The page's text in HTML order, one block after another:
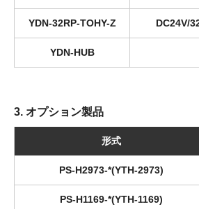
YDN-32RP-TOHY-Z DC24V/
YDN-HUB
3. オプション製品
形式
PS-H2973-*(YTH-2973)
PS-H1169-*(YTH-1169)